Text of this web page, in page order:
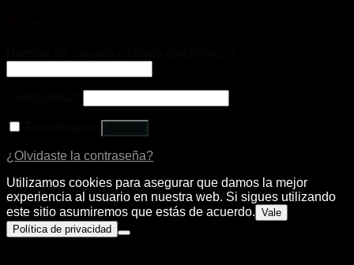
¿Olvidaste la contraseña?
Utilizamos cookies para asegurar que damos la mejor
experiencia al usuario en nuestra web. Si sigues utilizando
este sitio asumiremos que estás de acuerdo. Vale
Política de privacidad